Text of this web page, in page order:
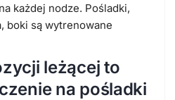
każdej nodze. Pośladki,
boki są wytrenowane
leżącej to
na pośladki